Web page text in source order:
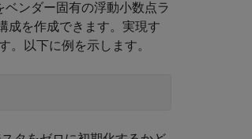
ベンダー固有の浮動小数点ラ
成を作成できます。実現す
。以下に例を示します。